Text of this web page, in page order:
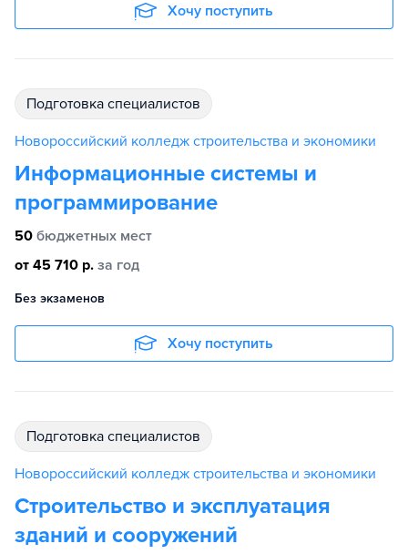
Хочу поступить
подготовка специалистов
Новороссийский колледж строительства и экономики
Информационные системы и
программирование
50 бюджетных мест
от 45 710 р. за год
Без экзаменов
Хочу поступить
подготовка специалистов
Новороссийский колледж строительства и экономики
Строительство и эксплуатация
зданий и сооружений